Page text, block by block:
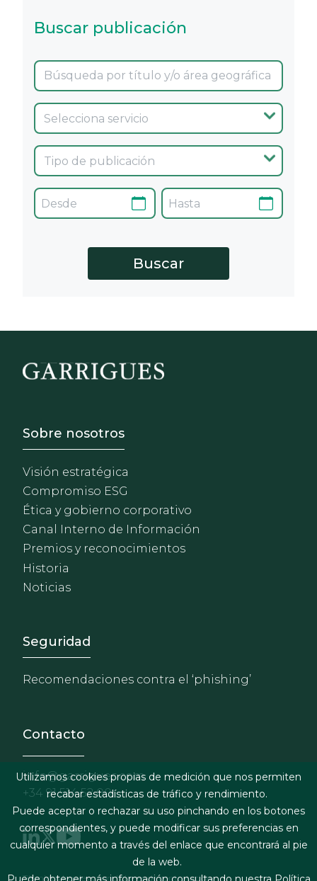
Buscar publicación
Footer - Sobre Nosotros
Sobre nosotros
Visión estratégica
Compromiso ESG
Ética y gobierno corporativo
Canal Interno de Información
Premios y reconocimientos
Historia
Noticias
Footer - Extranet y
Seguridad
Recomendaciones contra el ‘phishing’
Contacto
info@garrigues.com
+34 91 514 52 00
Términos legales y condiciones de contratación
Utilizamos cookies propias de medición que nos permiten
recabar estadísticas de tráfico y rendimiento.
Puede aceptar o rechazar su uso pinchando en los botones
correspondientes, y puede modificar sus preferencias en
cualquier momento a través del enlace que encontrará al pie
de la web.